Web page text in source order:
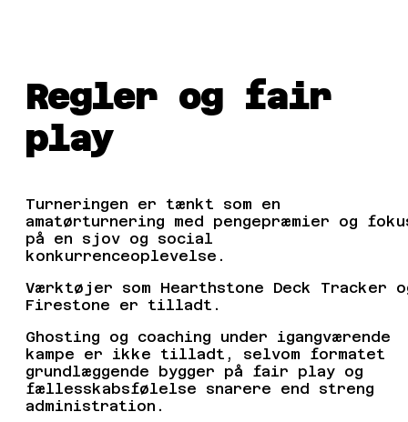
Regler og fair
play
Turneringen er tænkt som en
amatørturnering med pengepræmier og
på en sjov og social
konkurrenceoplevelse.
Værktøjer som Hearthstone Deck Tracker
Firestone er tilladt.
Ghosting og coaching under igangværende
kampe er ikke tilladt, selvom formatet
grundlæggende bygger på fair play og
fællesskabsfølelse snarere end streng
administration.